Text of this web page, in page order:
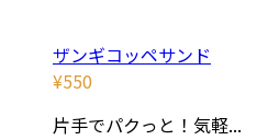
ザンギコッペサンド
¥550
片手でパクっと！気軽...